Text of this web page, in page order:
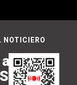
NOTICIERO
la